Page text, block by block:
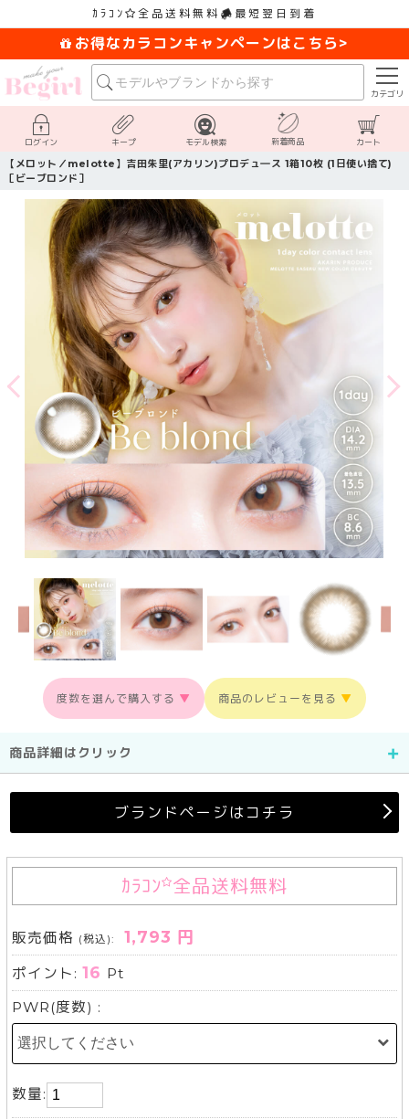
ｶﾗｺﾝ 全品送料無料 最短翌日到着
お得なカラコンキャンペーンはこちら>
カテゴリ
ログイン キープ モデル検索 新着商品 カート
【メロット／melotte】吉田朱里(アカリン)プロデュ―ス 1箱10枚 (1日使い捨て)
［ビーブロンド］
度数を選んで購入する ▼ 商品のレビューを見る ▼
商品詳細はクリック
ブランドページはコチラ
ｶﾗｺﾝ 全品送料無料
販売価格 (税込): 1,793 円
ポイント:16 Pt
PWR(度数) :
数量: